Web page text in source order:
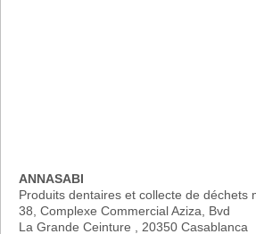
ANNASABI
Produits dentaires et collecte de déchets
38, Complexe Commercial Aziza, Bvd
La Grande Ceinture , 20350 Casablanca